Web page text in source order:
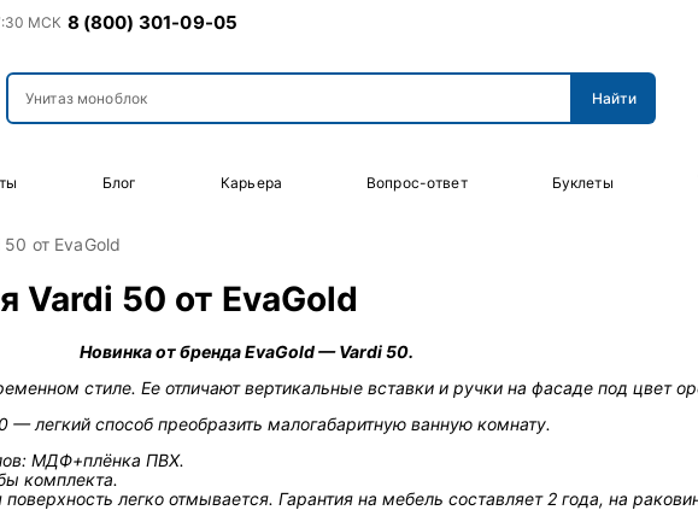
МСК 8 (800) 301-09-05
Блог Карьера Вопрос-ответ Буклеты
от EvaGold
Vardi 50 от EvaGold
Новинка от бренда EvaGold — Vardi 50.
стиле. Ее отличают вертикальные вставки и ручки на фасаде под цвет
— легкий способ преобразить малогабаритную ванную комнату.
МДФ+плёнка ПВХ.
комплекта.
легко отмывается. Гарантия на мебель составляет 2 года, на